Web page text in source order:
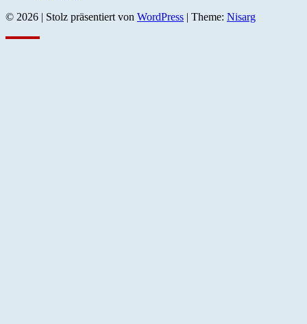
© 2026 | Stolz präsentiert von WordPress | Theme: Nisarg